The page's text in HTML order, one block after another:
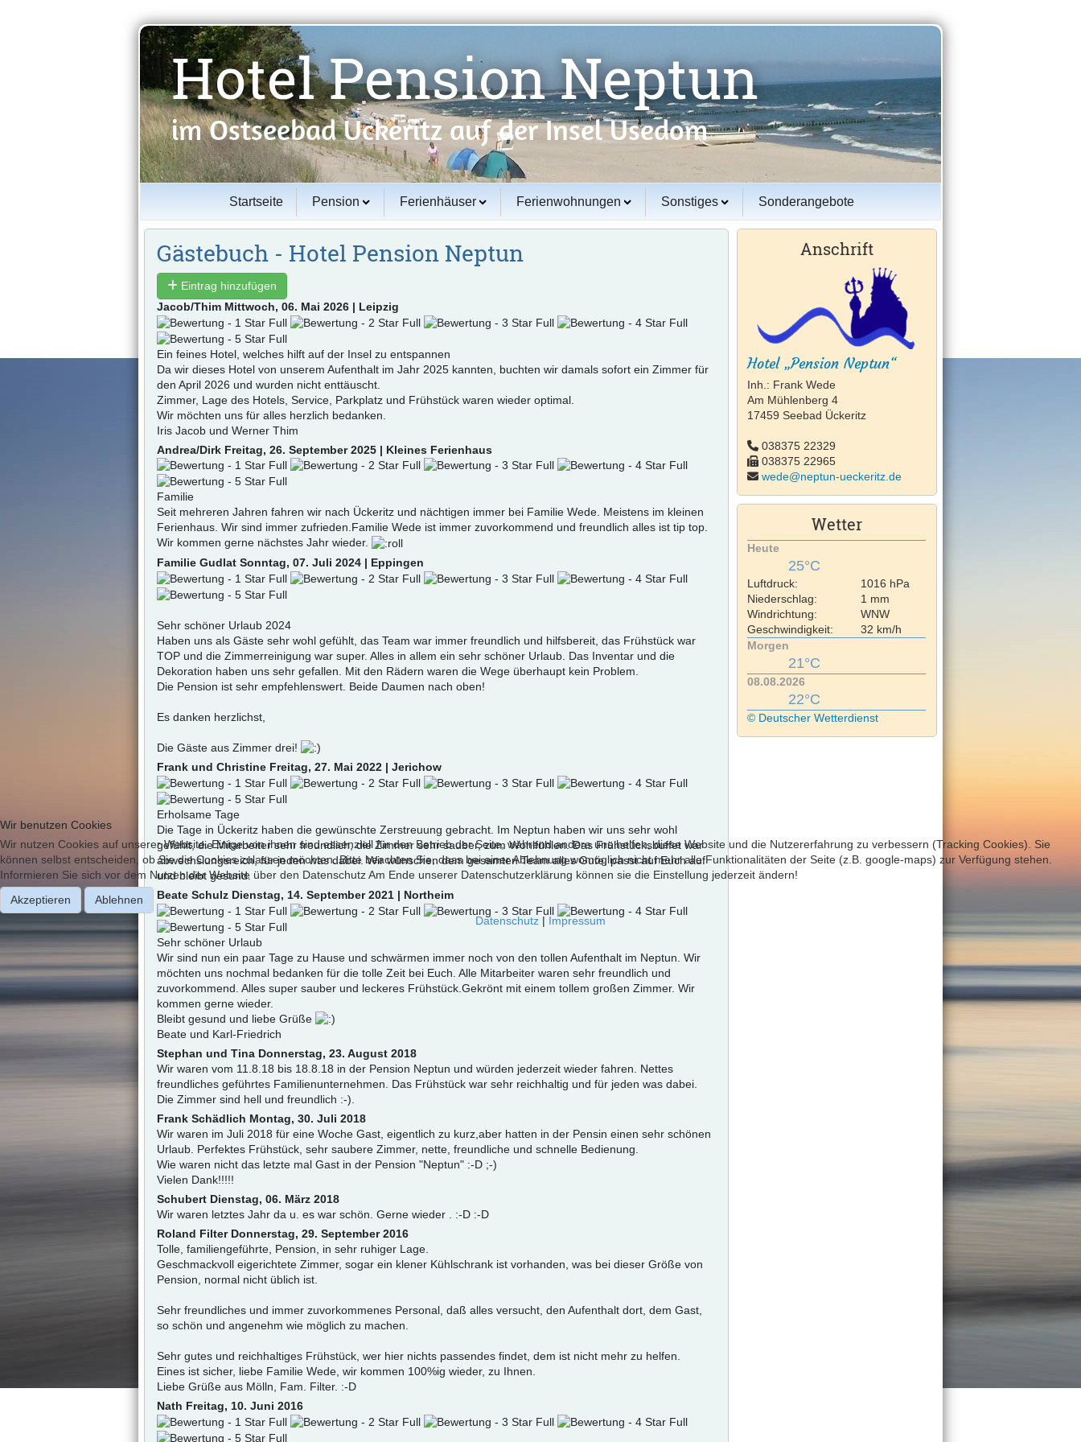
Hotel Pension Neptun
im Ostseebad Ückeritz auf der Insel Usedom
Startseite Pension Ferienhäuser Ferienwohnungen Sonstiges Sonderangebote
Gästebuch - Hotel Pension Neptun
Eintrag hinzufügen
Jacob/Thim Mittwoch, 06. Mai 2026 | Leipzig
Ein feines Hotel, welches hilft auf der Insel zu entspannen
Da wir dieses Hotel von unserem Aufenthalt im Jahr 2025 kannten, buchten wir damals sofort ein Zimmer für
den April 2026 und wurden nicht enttäuscht.
Zimmer, Lage des Hotels, Service, Parkplatz und Frühstück waren wieder optimal.
Wir möchten uns für alles herzlich bedanken.
Iris Jacob und Werner Thim
Andrea/Dirk Freitag, 26. September 2025 | Kleines Ferienhaus
Familie
Seit mehreren Jahren fahren wir nach Ückeritz und nächtigen immer bei Familie Wede. Meistens im kleinen
Ferienhaus. Wir sind immer zufrieden.Familie Wede ist immer zuvorkommend und freundlich alles ist tip top.
Wir kommen gerne nächstes Jahr wieder.
Familie Gudlat Sonntag, 07. Juli 2024 | Eppingen
Sehr schöner Urlaub 2024
Haben uns als Gäste sehr wohl gefühlt, das Team war immer freundlich und hilfsbereit, das Frühstück war
TOP und die Zimmerreinigung war super. Alles in allem ein sehr schöner Urlaub. Das Inventar und die
Dekoration haben uns sehr gefallen. Mit den Rädern waren die Wege überhaupt kein Problem.
Die Pension ist sehr empfehlenswert. Beide Daumen nach oben!
Es danken herzlichst,
Die Gäste aus Zimmer drei!
Frank und Christine Freitag, 27. Mai 2022 | Jerichow
Erholsame Tage
Die Tage in Ückeritz haben die gewünschte Zerstreuung gebracht. Im Neptun haben wir uns sehr wohl
gefühlt, die Mitarbeiter sehr freundlich, die Zimmer sehr sauber, zum Wohlfühlen. Das Frühstücksbuffet war
abwechslungsreich, für jeden was dabei. Wir wünschen dem gesamten Team alles Gute, passt auf Euch auf
und bleibt gesund.
Beate Schulz Dienstag, 14. September 2021 | Northeim
Sehr schöner Urlaub
Wir sind nun ein paar Tage zu Hause und schwärmen immer noch von den tollen Aufenthalt im Neptun. Wir
möchten uns nochmal bedanken für die tolle Zeit bei Euch. Alle Mitarbeiter waren sehr freundlich und
zuvorkommend. Alles super sauber und leckeres Frühstück.Gekrönt mit einem tollem großen Zimmer. Wir
kommen gerne wieder.
Bleibt gesund und liebe Grüße
Beate und Karl-Friedrich
Stephan und Tina Donnerstag, 23. August 2018
Wir waren vom 11.8.18 bis 18.8.18 in der Pension Neptun und würden jederzeit wieder fahren. Nettes
freundliches geführtes Familienunternehmen. Das Frühstück war sehr reichhaltig und für jeden was dabei.
Die Zimmer sind hell und freundlich :-).
Frank Schädlich Montag, 30. Juli 2018
Wir waren im Juli 2018 für eine Woche Gast, eigentlich zu kurz,aber hatten in der Pensin einen sehr schönen
Urlaub. Perfektes Frühstück, sehr saubere Zimmer, nette, freundliche und schnelle Bedienung.
Wie waren nicht das letzte mal Gast in der Pension "Neptun" :-D ;-)
Vielen Dank!!!!!
Schubert Dienstag, 06. März 2018
Wir waren letztes Jahr da u. es war schön. Gerne wieder . :-D :-D
Roland Filter Donnerstag, 29. September 2016
Tolle, familiengeführte, Pension, in sehr ruhiger Lage.
Geschmackvoll eigerichtete Zimmer, sogar ein klener Kühlschrank ist vorhanden, was bei dieser Größe von
Pension, normal nicht üblich ist.
Sehr freundliches und immer zuvorkommenes Personal, daß alles versucht, den Aufenthalt dort, dem Gast,
so schön und angenehm wie möglich zu machen.
Sehr gutes und reichhaltiges Frühstück, wer hier nichts passendes findet, dem ist nicht mehr zu helfen.
Eines ist sicher, liebe Familie Wede, wir kommen 100%ig wieder, zu Ihnen.
Liebe Grüße aus Mölln, Fam. Filter. :-D
Nath Freitag, 10. Juni 2016
Anschrift
Hotel „Pension Neptun“
Inh.: Frank Wede
Am Mühlenberg 4
17459 Seebad Ückeritz
038375 22329
038375 22965
wede@neptun-ueckeritz.de
Wetter
Heute
25°C
Luftdruck:
1016 hPa
Niederschlag:
1 mm
Windrichtung:
WNW
Geschwindigkeit:
32 km/h
Morgen
21°C
08.08.2026
22°C
© Deutscher Wetterdienst
Wir benutzen Cookies
Wir nutzen Cookies auf unserer Website. Einige von ihnen sind essenziell für den Betrieb der Seite, während andere uns helfen, diese Website und die Nutzererfahrung zu verbessern (Tracking Cookies). Sie
können selbst entscheiden, ob Sie die Cookies zulassen möchten. Bitte beachten Sie, dass bei einer Ablehnung womöglich nicht mehr alle Funktionalitäten der Seite (z.B. google-maps) zur Verfügung stehen.
Informieren Sie sich vor dem Nutzen der Website über den Datenschutz Am Ende unserer Datenschutzerklärung können sie die Einstellung jederzeit ändern!
Akzeptieren
Ablehnen
Datenschutz | Impressum